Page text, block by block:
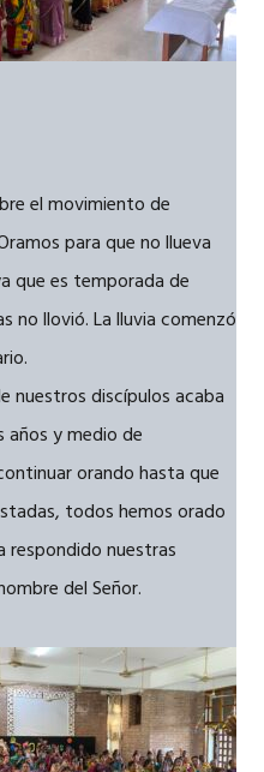
el movimiento de
para que no llueva
que es temporada de
no llovió. La lluvia comenzó
nuestros discípulos acaba
años y medio de
orando hasta que
todos hemos orado
respondido nuestras
del Señor.